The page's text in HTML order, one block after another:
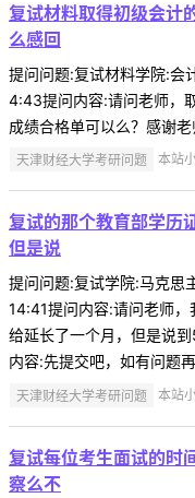
复试材料取得初级会计
么感回
提问问题:复试材料学院:
4:43提问内容:请问老师，
成绩合格单可以么？感谢
天津财经大学考研问题 本站
复试的那个教育部学历
但是说
提问问题:复试学院:马克
14:41提问内容:请问老师
给延长了一个月，但是说
内容:先提交吧，如有问题
天津财经大学考研问题 本站
复试每位考生面试的时
察么不